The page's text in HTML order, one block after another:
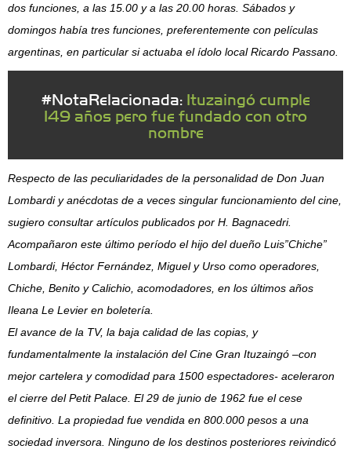
dos funciones, a las 15.00 y a las 20.00 horas. Sábados y
domingos había tres funciones, preferentemente con películas
argentinas, en particular si actuaba el ídolo local Ricardo Passano.
#NotaRelacionada: Ituzaingó cumple
149 años pero fue fundado con otro
nombre
Respecto de las peculiaridades de la personalidad de Don Juan
Lombardi y anécdotas de a veces singular funcionamiento del cine,
sugiero consultar artículos publicados por H. Bagnacedri.
Acompañaron este último período el hijo del dueño Luis”Chiche”
Lombardi, Héctor Fernández, Miguel y Urso como operadores,
Chiche, Benito y Calichio, acomodadores, en los últimos años
Ileana Le Levier en boletería.
El avance de la TV, la baja calidad de las copias, y
fundamentalmente la instalación del Cine Gran Ituzaingó –con
mejor cartelera y comodidad para 1500 espectadores- aceleraron
el cierre del Petit Palace. El 29 de junio de 1962 fue el cese
definitivo. La propiedad fue vendida en 800.000 pesos a una
sociedad inversora. Ninguno de los destinos posteriores reivindicó